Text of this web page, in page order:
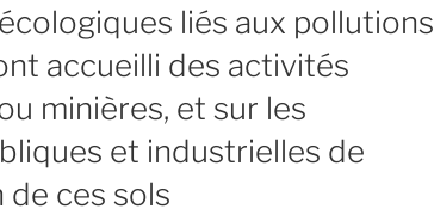
liés aux pollutions
accueilli des activités
minières, et sur les
et industrielles de
ces sols